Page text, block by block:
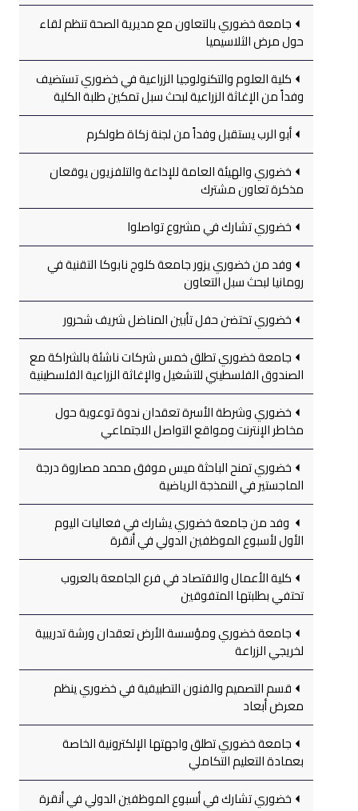
جامعة خضوري بالتعاون مع مديرية الصحة تنظم لقاء
حول مرض الثلاسيميا
كلية العلوم والتكنولوجيا الزراعية في خضوري تستضيف
وفداً من الإغاثة الزراعية لبحث سبل تمكين طلبة الكلية
أبو الرب يستقبل وفداً من لجنة زكاة طولكرم
خضوري والهيئة العامة للإذاعة والتلفزيون يوقعان
مذكرة تعاون مشترك
خضوري تشارك في مشروع تواصلوا
وفد من خضوري يزور جامعة كلوج نابوكا التقنية في
رومانيا لبحث سبل التعاون
خضوري تحتضن حفل تأبين المناضل شريف شحرور
جامعة خضوري تطلق خمس شركات ناشئة بالشراكة مع
الصندوق الفلسطيني للتشغيل والإغاثة الزراعية الفلسطينية
خضوري وشرطة الأسرة تعقدان ندوة توعوية حول
مخاطر الإنترنت ومواقع التواصل الاجتماعي
خضوري تمنح الباحثة ميس موفق محمد مصاروة درجة
الماجستير في النمذجة الرياضية
وفد من جامعة خضوري يشارك في فعاليات اليوم
الأول لأسبوع الموظفين الدولي في أنقرة
كلية الأعمال والاقتصاد في فرع الجامعة بالعروب
تحتفي بطلبتها المتفوقين
جامعة خضوري ومؤسسة الأرض تعقدان ورشة تدريبية
لخريجي الزراعة
قسم التصميم والفنون التطبيقية في خضوري ينظم
معرض أبعاد
جامعة خضوري تطلق واجهتها الإلكترونية الخاصة
بعمادة التعليم التكاملي
خضوري تشارك في أسبوع الموظفين الدولي في أنقرة